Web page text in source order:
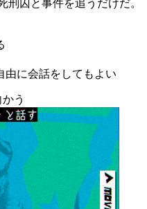
刑囚と事件を追うだけだ。
由に会話をしてもよい
う